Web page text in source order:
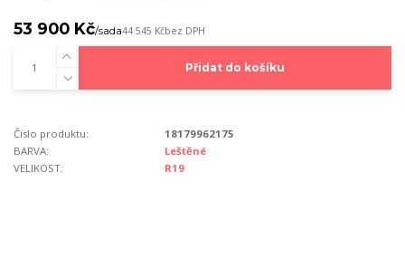
53 900 Kč/sada44 545 Kčbez DPH
Přidat do košíku
Číslo produktu:
18179962175
BARVA:
Leštěné
VELIKOST:
R19